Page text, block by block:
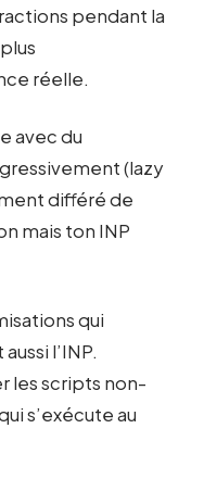
pendant la
réelle.
avec du
(lazy
différé de
mais ton INP
qui
l’INP.
les scripts non-
s’exécute au